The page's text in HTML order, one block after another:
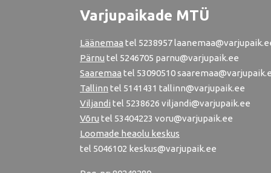
Varjupaikade MTÜ
Läänemaa tel 5238957
Pärnu tel 5246705 parnu@varjupaik.ee
Saaremaa tel 53090510
Tallinn tel 5141431 tallinn@varjupaik.ee
Viljandi tel 5238626 viljandi@varjupaik.ee
Võru tel 53404223 voru@varjupaik.ee
Loomade heaolu keskus
tel 5046102 keskus@varjupaik.ee